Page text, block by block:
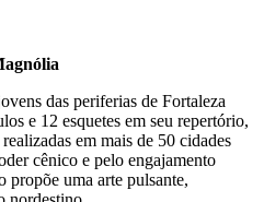
das periferias de Fortaleza
e 12 esquetes em seu repertório,
em mais de 50 cidades
cênico e pelo engajamento
propõe uma arte pulsante,